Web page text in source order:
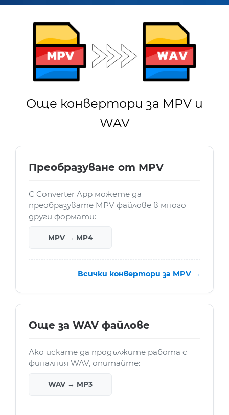
Още конвертори за MPV и
WAV
Преобразуване от MPV
С Converter App можете да
преобразувате MPV файлове в много
други формати:
MPV → MP4
Всички конвертори за MPV →
Още за WAV файлове
Ако искате да продължите работа с
финалния WAV, опитайте:
WAV → MP3